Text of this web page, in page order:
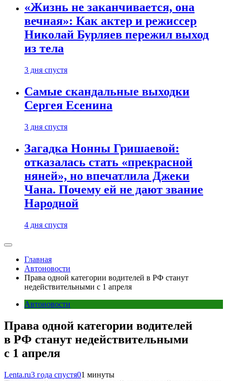
«Жизнь не заканчивается, она
вечная»: Как актер и режиссер
Николай Бурляев пережил выход
из тела
3 дня спустя
Самые скандальные выходки
Сергея Есенина
3 дня спустя
Загадка Нонны Гришаевой:
отказалась стать «прекрасной
няней», но впечатлила Джеки
Чана. Почему ей не дают звание
Народной
4 дня спустя
Главная
Автоновости
Права одной категории водителей в РФ станут
недействительными с 1 апреля
Автоновости
Права одной категории водителей
в РФ станут недействительными
с 1 апреля
Lenta.ru3 года спустя01 минуты